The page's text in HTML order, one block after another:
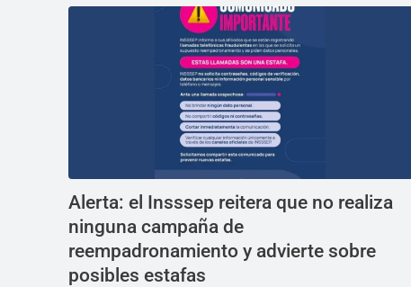
Alerta: el Insssep reitera que no realiza
ninguna campaña de
reempadronamiento y advierte sobre
posibles estafas